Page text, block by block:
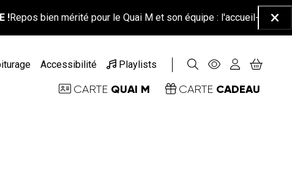
bien mérité pour le Quai M et son équipe : l'accueil-billetterie sera
Accessibilité Playlists
CARTE QUAI M CARTE CADEAU